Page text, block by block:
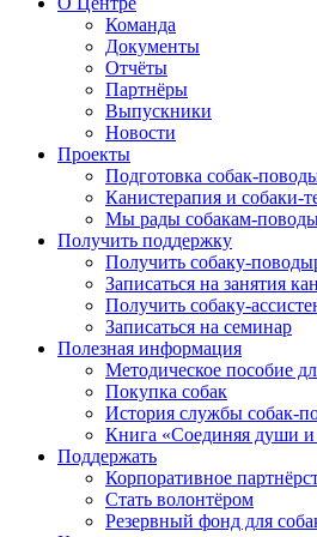
Команда
Документы
Отчёты
Партнёры
Выпускники
Новости
Проекты
Подготовка собак-
Канистерапия и собаки-
Мы рады собакам-
Получить поддержку
Получить собаку-
Записаться на занятия
Получить собаку-
Записаться на семинар
Полезная информация
Методическое пособие
Покупка собак
История службы собак-
Книга «Соединяя души и
Поддержать
Корпоративное
Стать волонтёром
Резервный фонд для